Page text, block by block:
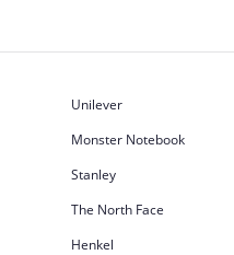
Unilever
Monster Notebook
Stanley
The North Face
Henkel